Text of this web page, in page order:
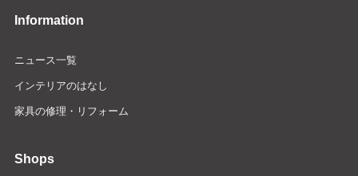
Information
ニュース一覧
インテリアのはなし
家具の修理・リフォーム
Shops